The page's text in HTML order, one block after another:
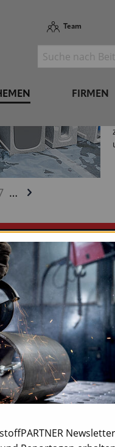
Team
FIRMEN
…
Firmen
Hersteller, Händler
Verbände